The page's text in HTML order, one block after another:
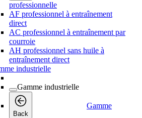
professionnelle
AF professionnel à entraînement
direct
AC professionnel à entraînement par
courroie
AH professionnel sans huile à
entraînement direct
industrielle
Gamme industrielle
Back
Gamme